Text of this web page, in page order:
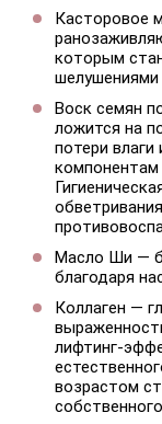
Касторовое
которым
шелушениями
Воск семян
ложится на
потери
Масло Ши —
благодаря
Коллаген —
лифтинг-
возрастом